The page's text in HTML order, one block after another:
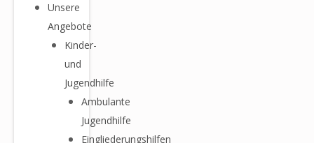
Unsere
Angebote
Kinder-
und
Jugendhilfe
Ambulante
Jugendhilfe
Eingliederungshilfen